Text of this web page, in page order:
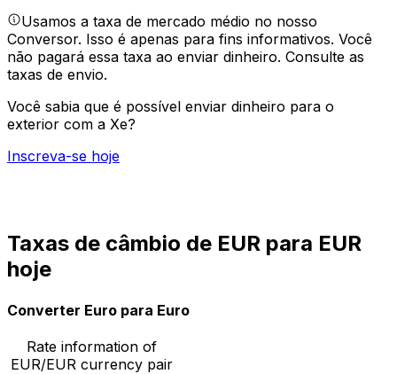
Usamos a taxa de mercado médio no nosso
Conversor. Isso é apenas para fins informativos. Você
não pagará essa taxa ao enviar dinheiro. Consulte as
taxas de envio.
Você sabia que é possível enviar dinheiro para o
exterior com a Xe?
Inscreva-se hoje
Taxas de câmbio de EUR para EUR
hoje
Converter Euro para Euro
Rate information of
EUR/EUR currency pair